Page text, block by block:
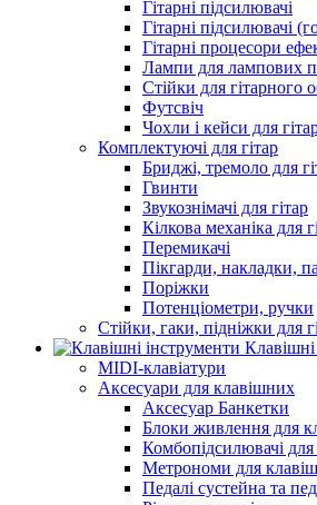
Гітарні підсилювачі
Гітарні підсилювачі
Гітарні процесори
Лампи для лампових
Стійки для гітарного
Футсвіч
Чохли і кейси для
Комплектуючі для гітар
Бриджі, тремоло для
Гвинти
Звукознімачі для гітар
Кілкова механіка для
Перемикачі
Пікгарди, накладки,
Поріжки
Потенціометри, ручки
Стійки, гаки, підніжки для
MIDI-клавіатури
Аксесуари для клавішних
Аксесуар Банкетки
Блоки живлення для
Комбопідсилювачі
Метрономи для
Педалі сустейна та